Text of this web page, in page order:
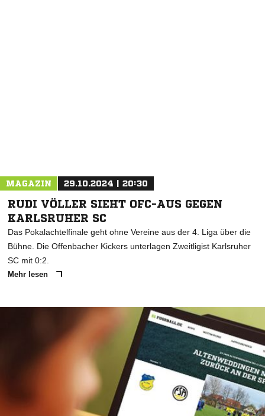
MAGAZIN 29.10.2024 | 20:30
RUDI VÖLLER SIEHT OFC-AUS GEGEN
KARLSRUHER SC
Das Pokalachtelfinale geht ohne Vereine aus der 4. Liga über die
Bühne. Die Offenbacher Kickers unterlagen Zweitligist Karlsruher
SC mit 0:2.
Mehr lesen